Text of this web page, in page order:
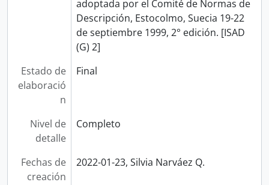
adoptada por el Comité de Normas de
Descripción, Estocolmo, Suecia 19-22
de septiembre 1999, 2° edición. [ISAD
(G) 2]
Estado de
elaboració
n
Final
Nivel de
detalle
Completo
Fechas de
creación
2022-01-23, Silvia Narváez Q.